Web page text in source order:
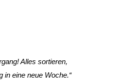
Alles sortieren,
eine neue Woche.“